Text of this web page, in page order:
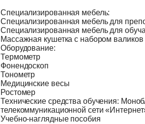
Специализированная мебель:
Специализированная мебель для
Специализированная мебель для
Массажная кушетка с набором валиков
Оборудование:
Термометр
Фонендоскоп
Тонометр
Медицинские весы
Ростомер
Технические средства обучения:
телекоммуникационной сети
Учебно-наглядные пособия